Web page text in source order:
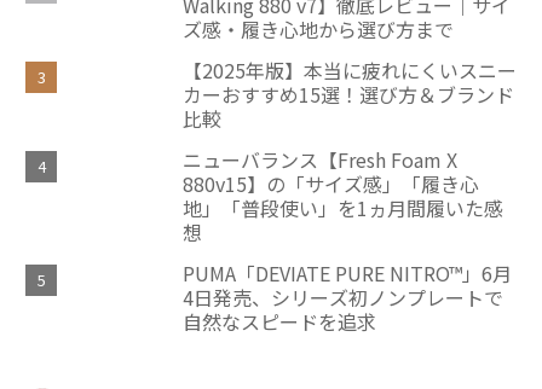
ズ感・履き心地から選び方まで
【2025年版】本当に疲れにくいスニー
カーおすすめ15選！選び方＆ブランド
比較
ニューバランス【Fresh Foam X
880v15】の「サイズ感」「履き心
地」「普段使い」を1ヵ月間履いた感
想
PUMA「DEVIATE PURE NITRO™」6月
4日発売、シリーズ初ノンプレートで
自然なスピードを追求